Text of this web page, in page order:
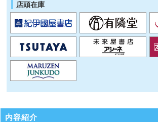
店頭在庫
内容紹介